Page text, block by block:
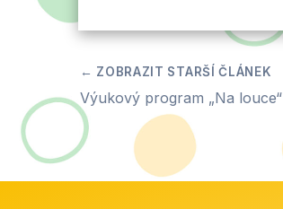
Výukový program „Na louce“